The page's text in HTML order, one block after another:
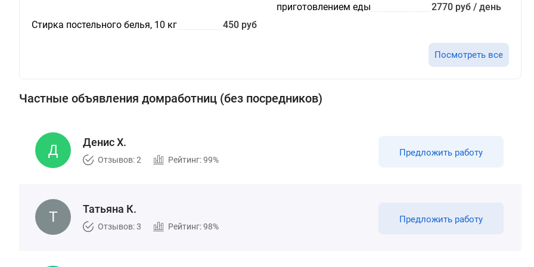
приготовлением еды
2770 руб / день
Стирка постельного белья, 10 кг
450 руб
Посмотреть все
Частные объявления домработниц (без посредников)
Денис Х.
Отзывов: 2 Рейтинг: 99%
Предложить работу
Татьяна К.
Отзывов: 3 Рейтинг: 98%
Предложить работу